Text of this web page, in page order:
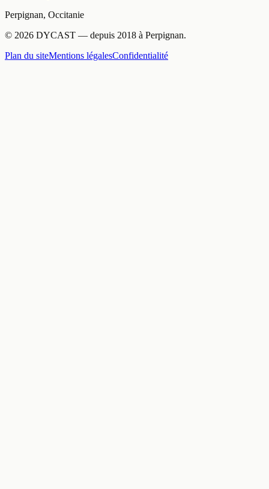
Perpignan, Occitanie
© 2026 DYCAST — depuis 2018 à Perpignan.
Plan du siteMentions légalesConfidentialité